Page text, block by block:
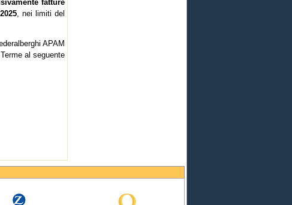
fatture
, nei limiti del
APAM
al seguente